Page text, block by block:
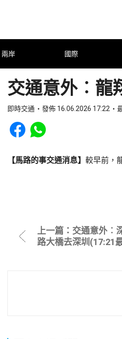
兩岸 國際
交通意外︰龍
即時交通 發佈 16.06.2026 17:22
Share to Facebook
Share to WhatsApp
【馬路的事交通消息】 較早前，
上一篇：交通意外︰
路大橋去深圳(17:21